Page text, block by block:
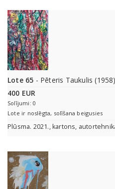
Lote 65 - Pēteris Taukulis (1958)
400 EUR
Solījumi: 0
Lote ir noslēgta, solīšana beigusies
Plūsma. 2021., kartons,